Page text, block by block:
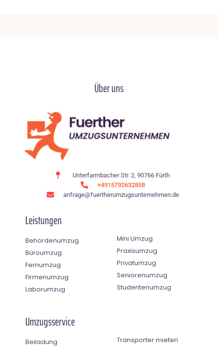
Über uns
Unterfarrnbacher Str. 2, 90766 Fürth
+4915792632858
anfrage@fuertherumzugsunternehmen.de
Leistungen
Behördenumzug
Büroumzug
Fernumzug
Firmenumzug
Laborumzug
Mini Umzug
Praxisumzug
Privatumzug
Seniorenumzug
Studentenumzug
Umzugsservice
Beiladung Transporter mieten